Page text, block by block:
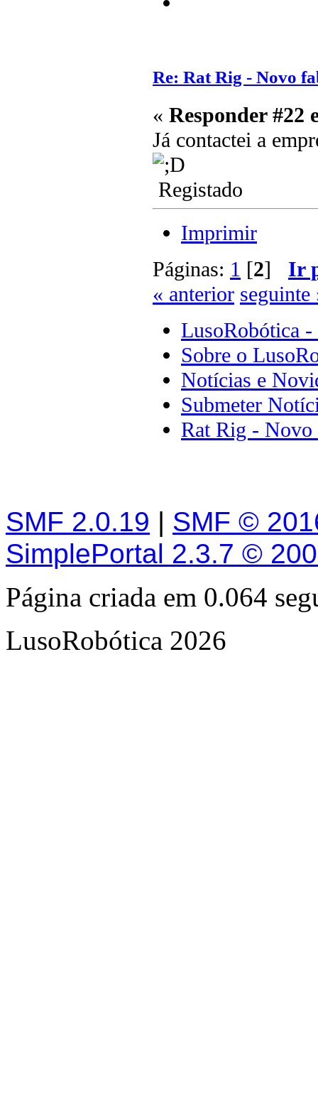
Re: Rat Rig - Novo
« Responder #22
Já contactei a
Registado
Imprimir
Páginas: 1 [2] Ir
« anterior seguinte
LusoRobótica -
Sobre o
Notícias e
Submeter
Rat Rig - Novo
SMF 2.0.19 | SMF ©
SimplePortal 2.3.7 ©
Página criada em 0.064
LusoRobótica 2026